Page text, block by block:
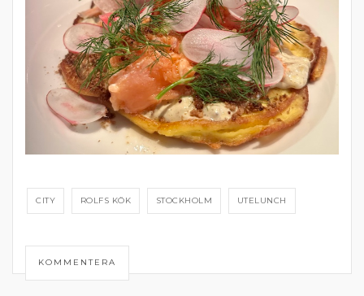
CITY ROLFS KÖK STOCKHOLM UTELUNCH
KOMMENTERA